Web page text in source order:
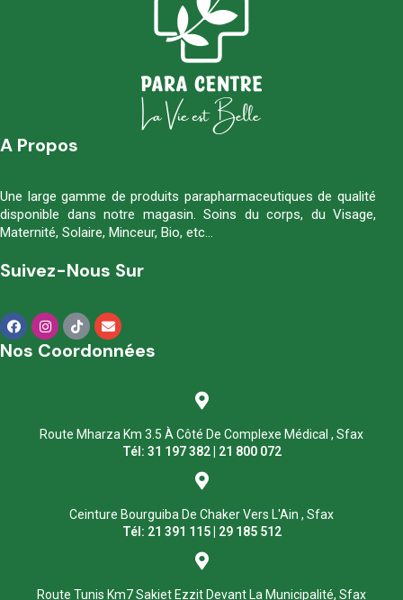
A Propos
Une large gamme de produits parapharmaceutiques de qualité
disponible dans notre magasin. Soins du corps, du Visage,
Maternité, Solaire, Minceur, Bio, etc…
Suivez-Nous Sur
Nos Coordonnées
Route Mharza Km 3.5 À Côté De Complexe Médical , Sfax
Tél: 31 197 382 | 21 800 072
Ceinture Bourguiba De Chaker Vers L'Ain , Sfax
Tél: 21 391 115 | 29 185 512
Route Tunis Km7 Sakiet Ezzit Devant La Municipalité, Sfax